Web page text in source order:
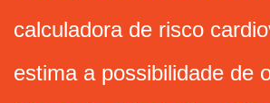
calculadora de risco
estima a possibilidade de